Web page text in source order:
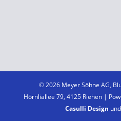
© 2026 Meyer Söhne AG,
Hörnliallee 79, 4125 Riehen |
Casulli Design und